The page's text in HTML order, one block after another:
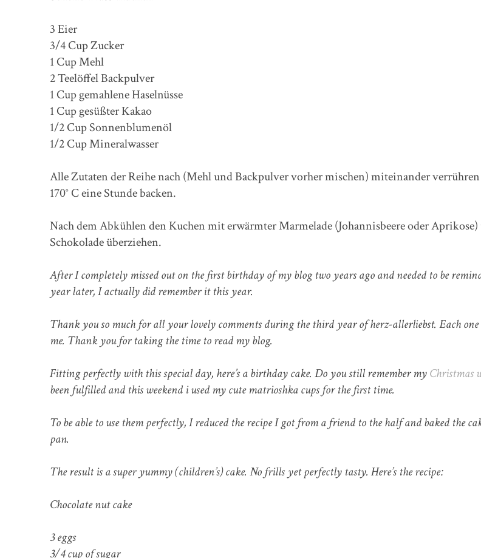
3 Eier
3/4 Cup Zucker
1 Cup Mehl
2 Teelöffel Backpulver
1 Cup gemahlene Haselnüsse
1 Cup gesüßter Kakao
1/2 Cup Sonnenblumenöl
1/2 Cup Mineralwasser
Alle Zutaten der Reihe nach (Mehl und Backpulver vorher mischen) miteinander
170° C eine Stunde backen.
Nach dem Abkühlen den Kuchen mit erwärmter Marmelade (Johannisbeere oder
Schokolade überziehen.
After I completely missed out on the first birthday of my blog two years ago and needed to be
year later, I actually did remember it this year.
Thank you so much for all your lovely comments during the third year of herz-allerliebst. Each
me. Thank you for taking the time to read my blog.
Fitting perfectly with this special day, here’s a birthday cake. Do you still remember myChristmas
been fulfilled and this weekend i used my cute matrioshka cups for the first time.
To be able to use them perfectly, I reduced the recipe I got from a friend to the half and baked the
pan.
The result is a super yummy (children’s) cake. No frills yet perfectly tasty. Here’s the recipe:
Chocolate nut cake
3 eggs
3/4 cup of sugar